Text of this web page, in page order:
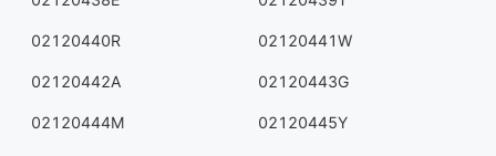
02120440R 02120441W
02120442A 02120443G
02120444M 02120445Y